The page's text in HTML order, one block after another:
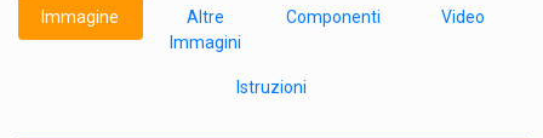
Immagine
Altre
Immagini
Componenti Video
Istruzioni